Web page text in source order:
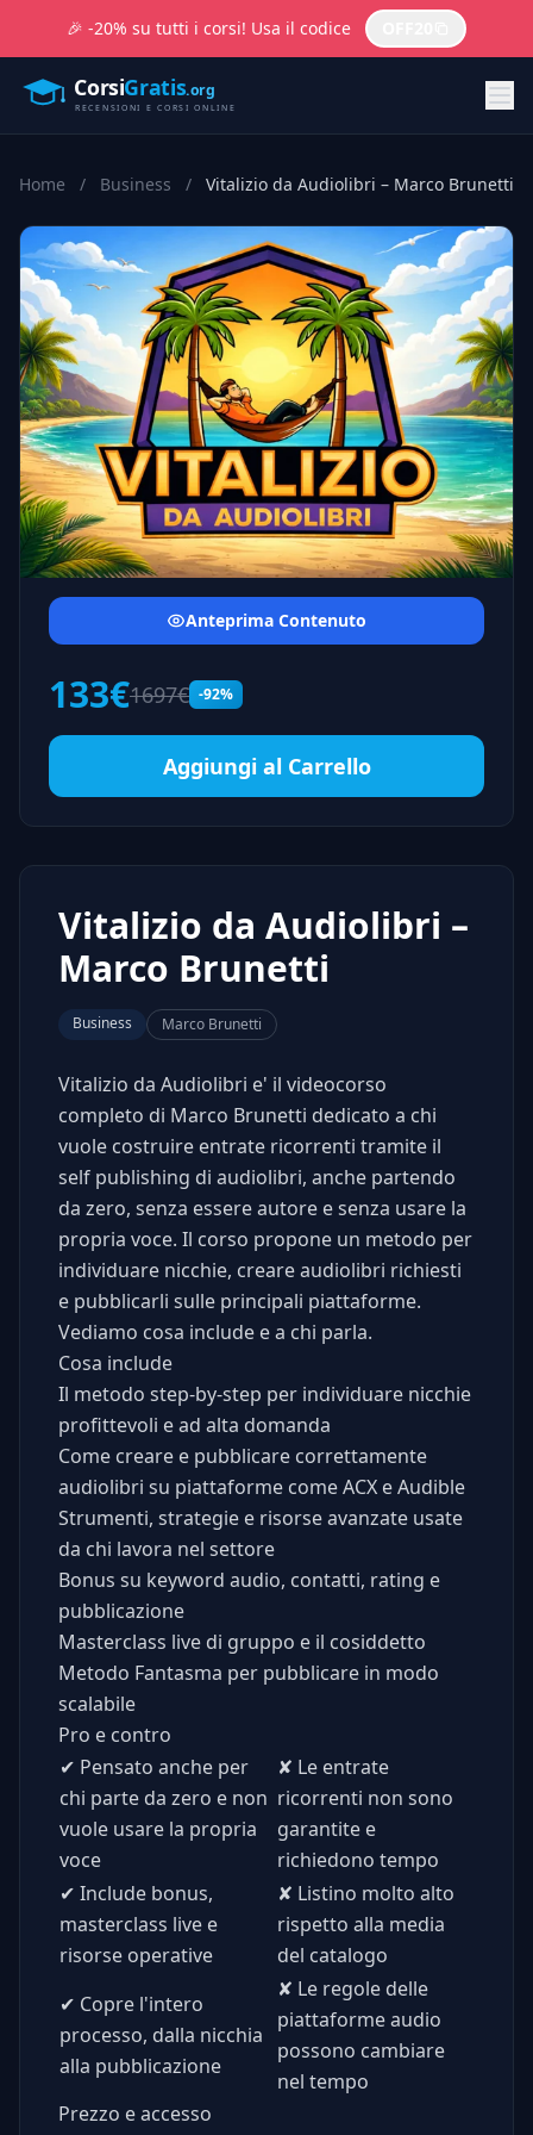
🎉 -20% su tutti i corsi! Usa il codice
Home / Business / Vitalizio da Audiolibri – Marco Brunetti
Anteprima Contenuto
133€1697€ -92%
Aggiungi al Carrello
Vitalizio da Audiolibri –
Marco Brunetti
Business Marco Brunetti
Vitalizio da Audiolibri e' il videocorso
completo di Marco Brunetti dedicato a chi
vuole costruire entrate ricorrenti tramite il
self publishing di audiolibri, anche partendo
da zero, senza essere autore e senza usare la
propria voce. Il corso propone un metodo per
individuare nicchie, creare audiolibri richiesti
e pubblicarli sulle principali piattaforme.
Vediamo cosa include e a chi parla.
Cosa include
Il metodo step-by-step per individuare nicchie
profittevoli e ad alta domanda
Come creare e pubblicare correttamente
audiolibri su piattaforme come ACX e Audible
Strumenti, strategie e risorse avanzate usate
da chi lavora nel settore
Bonus su keyword audio, contatti, rating e
pubblicazione
Masterclass live di gruppo e il cosiddetto
Metodo Fantasma per pubblicare in modo
scalabile
Pro e contro
✔ Pensato anche per
chi parte da zero e non
vuole usare la propria
voce
✘ Le entrate
ricorrenti non sono
garantite e
richiedono tempo
✔ Include bonus,
masterclass live e
risorse operative
✘ Listino molto alto
rispetto alla media
del catalogo
✔ Copre l'intero
processo, dalla nicchia
alla pubblicazione
✘ Le regole delle
piattaforme audio
possono cambiare
nel tempo
Prezzo e accesso